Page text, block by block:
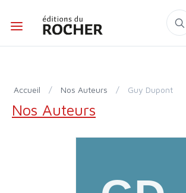
Accueil / Nos Auteurs / Guy Dupont
Nos Auteurs